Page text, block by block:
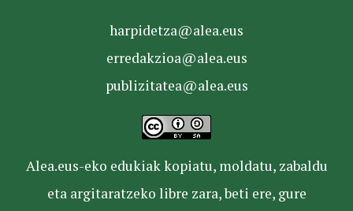
harpidetza@alea.eus
erredakzioa@alea.eus
publizitatea@alea.eus
Alea.eus-eko edukiak kopiatu, moldatu, zabaldu
eta argitaratzeko libre zara, beti ere, gure